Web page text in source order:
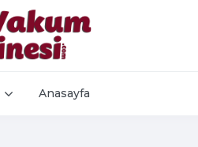
Anasayfa